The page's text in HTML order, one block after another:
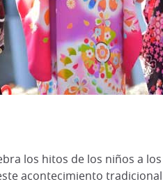
los hitos de los niños a
acontecimiento